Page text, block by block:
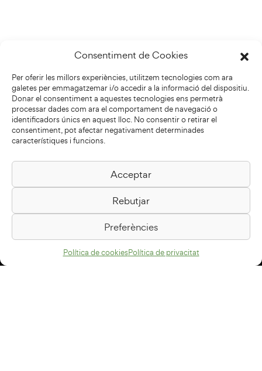
Consentiment de Cookies
Per oferir les millors experiències, utilitzem tecnologies com ara
galetes per emmagatzemar i/o accedir a la informació del dispositiu.
Donar el consentiment a aquestes tecnologies ens permetrà
processar dades com ara el comportament de navegació o
identificadors únics en aquest lloc. No consentir o retirar el
consentiment, pot afectar negativament determinades
característiques i funcions.
Acceptar
Rebutjar
Preferències
Política de cookiesPolítica de privacitat
Biblioteca Pilarin Bayés
Passeig de la Generalitat, 1
08500 Vic